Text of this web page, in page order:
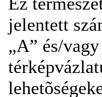
jelentett
„A” és/